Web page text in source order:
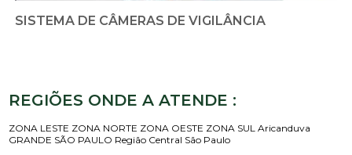
SISTEMA DE CÂMERAS DE VIGILÂNCIA
REGIÕES ONDE A ATENDE :
ZONA LESTE ZONA NORTE ZONA OESTE ZONA SUL Aricanduva
GRANDE SÃO PAULO Região Central São Paulo